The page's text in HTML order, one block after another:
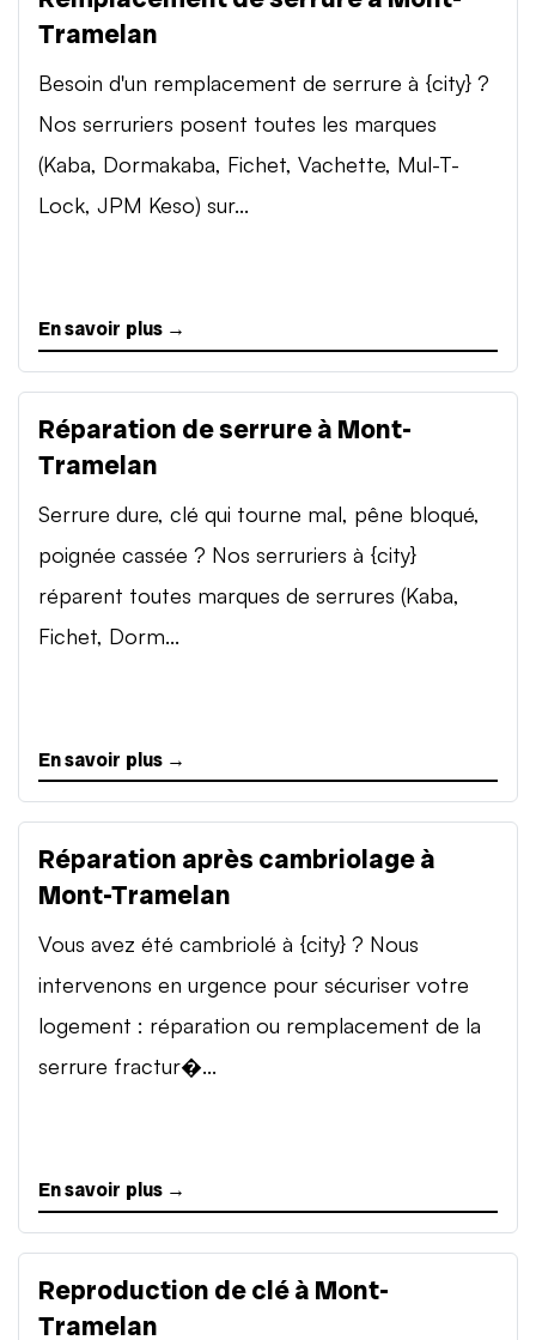
Tramelan
Besoin d'un remplacement de serrure à {city} ?
Nos serruriers posent toutes les marques
(Kaba, Dormakaba, Fichet, Vachette, Mul-T-
Lock, JPM Keso) sur...
En savoir plus →
Réparation de serrure à Mont-
Tramelan
Serrure dure, clé qui tourne mal, pêne bloqué,
poignée cassée ? Nos serruriers à {city}
réparent toutes marques de serrures (Kaba,
Fichet, Dorm...
En savoir plus →
Réparation après cambriolage à
Mont-Tramelan
Vous avez été cambriolé à {city} ? Nous
intervenons en urgence pour sécuriser votre
logement : réparation ou remplacement de la
serrure fractur�...
En savoir plus →
Reproduction de clé à Mont-
Tramelan